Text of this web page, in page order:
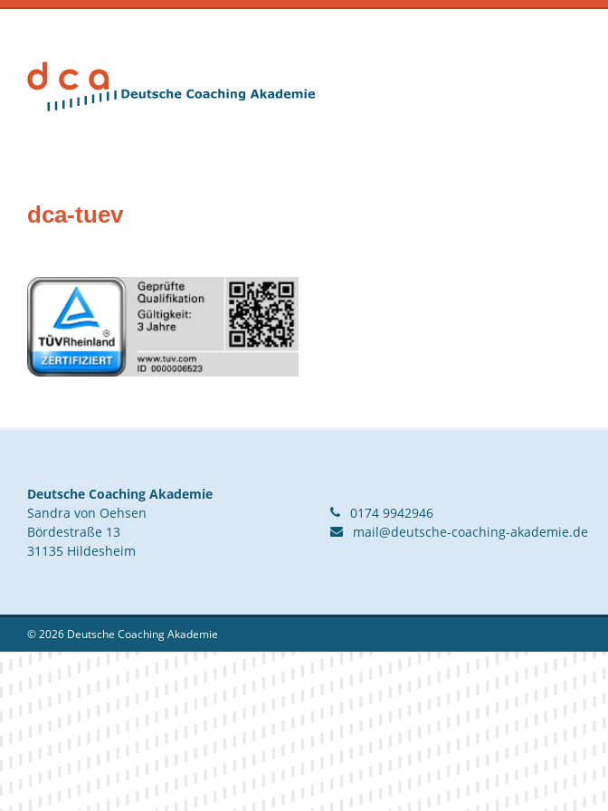
dca-tuev
Deutsche Coaching Akademie
Sandra von Oehsen
Bördestraße 13
31135 Hildesheim
0174 9942946
mail@deutsche-coaching-akademie.de
© 2026 Deutsche Coaching Akademie